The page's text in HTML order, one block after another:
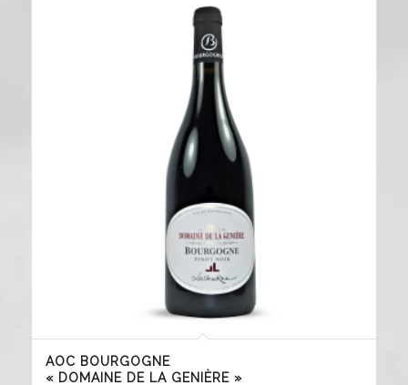
AOC BOURGOGNE
« DOMAINE DE LA GENIÈRE »